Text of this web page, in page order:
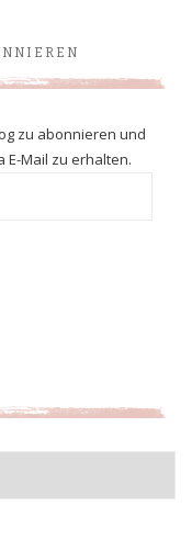
zu abonnieren und
E-Mail zu erhalten.